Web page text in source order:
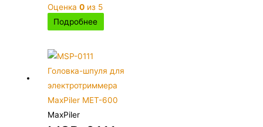
Оценка0 из 5
Подробнее
MaxPiler